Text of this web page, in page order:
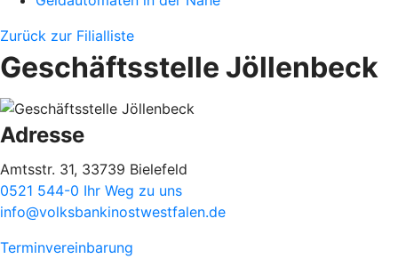
Zurück zur Filialliste
Geschäftsstelle Jöllenbeck
Adresse
Amtsstr. 31, 33739 Bielefeld
0521 544-0 Ihr Weg zu uns
info@volksbankinostwestfalen.de
Terminvereinbarung